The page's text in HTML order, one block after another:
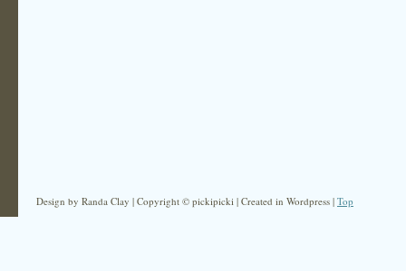
Design by Randa Clay | Copyright © pickipicki | Created in Wordpress | Top